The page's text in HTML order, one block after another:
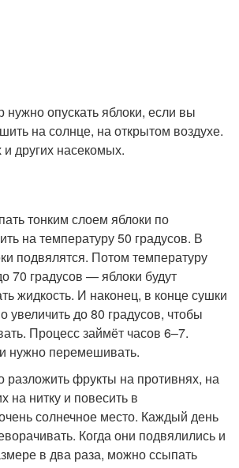
нужно опускать яблоки, если вы
на солнце, на открытом воздухе.
других насекомых.
тонким слоем яблоки по
на температуру 50 градусов. В
подвялятся. Потом температуру
70 градусов — яблоки будут
жидкость. И наконец, в конце сушки
увеличить до 80 градусов, чтобы
Процесс займёт часов 6–7.
нужно перемешивать.
фрукты на противнях, на
на нитку и повесить в
солнечное место. Каждый день
Когда они подвялились и
в два раза, можно ссыпать